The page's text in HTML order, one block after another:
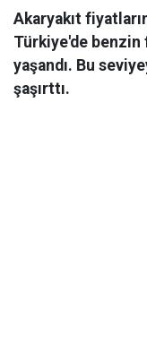
Akaryakıt
Türkiye'de benzin
yaşandı. Bu
şaşırttı.